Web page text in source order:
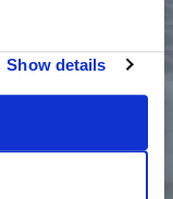
Show details